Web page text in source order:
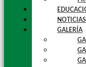
NOTICIAS
GALERÍA